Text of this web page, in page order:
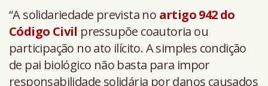
“A solidariedade prevista no artigo 942 do
Código Civil pressupõe coautoria ou
participação no ato ilícito. A simples condição
de pai biológico não basta para impor
responsabilidade solidária por danos causados